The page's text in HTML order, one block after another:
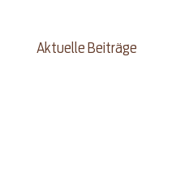
Aktuelle Beiträge